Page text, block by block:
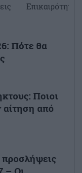
Επικαιρότητα
Πότε θα
Ποιοι
από